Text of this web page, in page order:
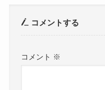
コメントする
コメント ※